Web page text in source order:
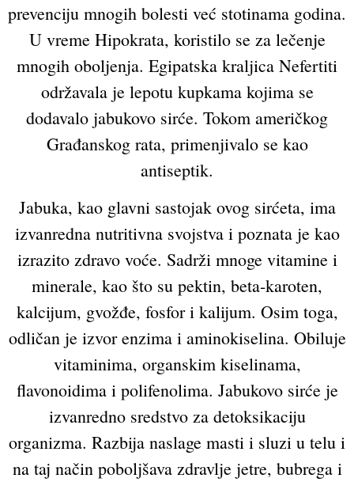
prevenciju mnogih bolesti već stotinama godina.
U vreme Hipokrata, koristilo se za lečenje
mnogih oboljenja. Egipatska kraljica Nefertiti
održavala je lepotu kupkama kojima se
dodavalo jabukovo sirće. Tokom američkog
Građanskog rata, primenjivalo se kao
antiseptik.
Jabuka, kao glavni sastojak ovog sirćeta, ima
izvanredna nutritivna svojstva i poznata je kao
izrazito zdravo voće. Sadrži mnoge vitamine i
minerale, kao što su pektin, beta-karoten,
kalcijum, gvožđe, fosfor i kalijum. Osim toga,
odličan je izvor enzima i aminokiselina. Obiluje
vitaminima, organskim kiselinama,
flavonoidima i polifenolima. Jabukovo sirće je
izvanredno sredstvo za detoksikaciju
organizma. Razbija naslage masti i sluzi u telu i
na taj način poboljšava zdravlje jetre, bubrega i